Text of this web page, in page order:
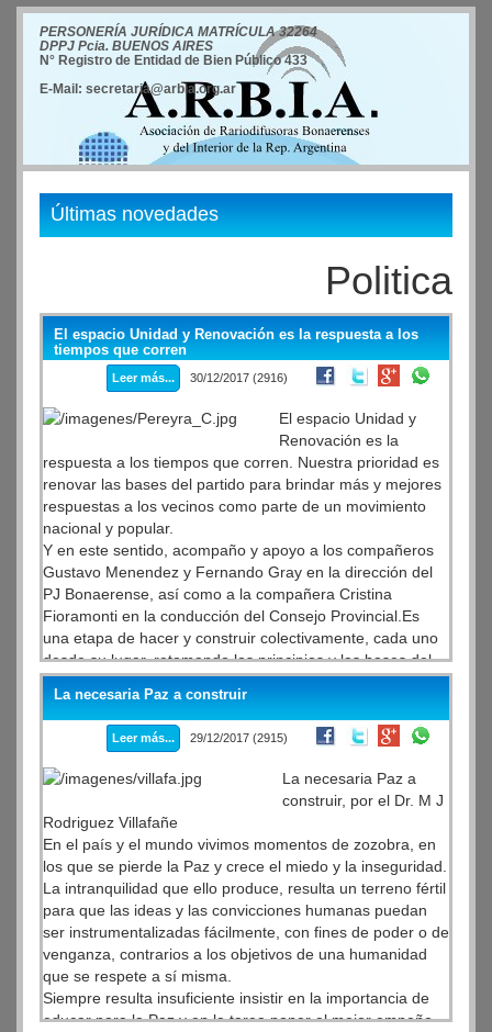
PERSONERÍA JURÍDICA MATRÍCULA 32264
DPPJ Pcia. BUENOS AIRES
N° Registro de Entidad de Bien Público 433
E-Mail: secretaria@arbia.org.ar
Últimas novedades
Politica
El espacio Unidad y Renovación es la respuesta a los
tiempos que corren
Leer más... 30/12/2017 (2916)
El espacio Unidad y
Renovación es la
respuesta a los tiempos que corren. Nuestra prioridad es
renovar las bases del partido para brindar más y mejores
respuestas a los vecinos como parte de un movimiento
nacional y popular.
Y en este sentido, acompaño y apoyo a los compañeros
Gustavo Menendez y Fernando Gray en la dirección del
PJ Bonaerense, así como a la compañera Cristina
Fioramonti en la conducción del Consejo Provincial.Es
una etapa de hacer y construir colectivamente, cada uno
desde su lugar, retomando los principios y las bases del
peronismo.Nosotros sabemos que la política es una
herramienta de transformación para buscar el bien común
y en este sentido, queremos trabajar por un país
inclusivo, sin que se vulneren los derechos
alcanzados.También vamos a trabajar en la formación de
cuadros, por eso nos alegra anunciar la construcción del
nuevo edificio del Consejo del Partido, proyectado como
una casa de formación política, moderna y al alcance de
los compañeros
Julio Pereyra
Presidente del Bloque
PJ Unidad y Renovación
La necesaria Paz a construir
Leer más... 29/12/2017 (2915)
La necesaria Paz a
construir, por el Dr. M J
Rodriguez Villafañe
En el país y el mundo vivimos momentos de zozobra, en
los que se pierde la Paz y crece el miedo y la inseguridad.
La intranquilidad que ello produce, resulta un terreno fértil
para que las ideas y las convicciones humanas puedan
ser instrumentalizadas fácilmente, con fines de poder o de
venganza, contrarios a los objetivos de una humanidad
que se respete a sí misma.
Siempre resulta insuficiente insistir en la importancia de
educar para la Paz y en la tarea poner el mejor empeño.